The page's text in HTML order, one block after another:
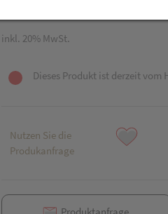
inkl. 20% MwSt.
Dieses Produkt ist derzeit
Nutzen Sie die
Produkanfrage